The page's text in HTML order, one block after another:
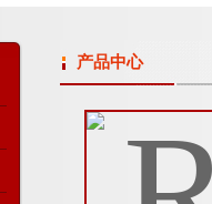
产品中心